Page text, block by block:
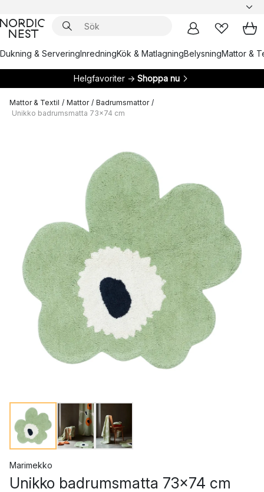
Dukning & ServeringInredningKök & MatlagningBelysningMattor &
Helgfavoriter → Shoppa nu
Mattor & Textil / Mattor / Badrumsmattor /
Unikko badrumsmatta 73x74 cm
Marimekko
Unikko badrumsmatta 73x74 cm